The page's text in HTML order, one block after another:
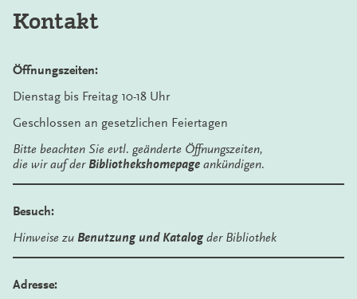
Kontakt
Öffnungszeiten:
Dienstag bis Freitag 10-18 Uhr
Geschlossen an gesetzlichen Feiertagen
Bitte beachten Sie evtl. geänderte Öffnungszeiten,
die wir auf der Bibliothekshomepage ankündigen.
Besuch:
Hinweise zu Benutzung und Katalog der Bibliothek
Adresse: